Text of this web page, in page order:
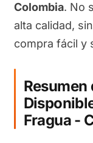
Colombia. No
alta calidad,
compra fácil y
Resumen
Fragua -